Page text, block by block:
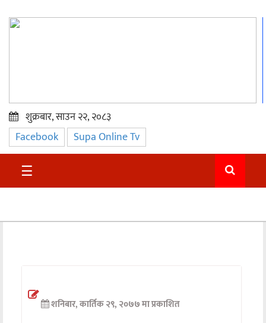
प्रमुख
समाचार
सुदुर
अन्तर्वार्ता
शुक्रबार, साउन २२, २०८३
Facebook Supa Online Tv
☰
शनिबार, कार्तिक २९, २०७७ मा प्रकाशित